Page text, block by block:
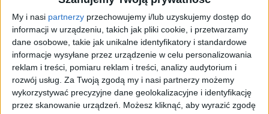
My i nasi partnerzy przechowujemy i/lub uzyskujemy dostęp do
informacji w urządzeniu, takich jak pliki cookie, i przetwarzamy
dane osobowe, takie jak unikalne identyfikatory i standardowe
informacje wysyłane przez urządzenie w celu personalizowania
reklam i treści, pomiaru reklam i treści, analizy audytorium i
rozwój usług. Za Twoją zgodą my i nasi partnerzy możemy
wykorzystywać precyzyjne dane geolokalizacyjne i identyfikację
przez skanowanie urządzeń. Możesz kliknąć, aby wyrazić zgodę
Za 10 lat zostanie oddana do użytku pierwsza linia metra w